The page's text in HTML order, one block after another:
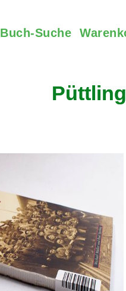
Buch-Suche